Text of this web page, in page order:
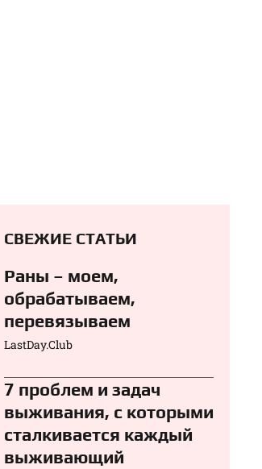
СВЕЖИЕ СТАТЬИ
Раны – моем,
обрабатываем,
перевязываем⁠⁠
LastDay.Club
7 проблем и задач
выживания, с которыми
сталкивается каждый
выживающий